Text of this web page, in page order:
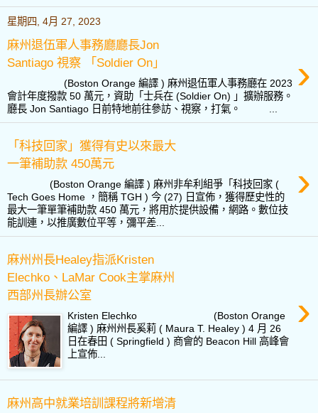
星期四, 4月 27, 2023
麻州退伍軍人事務廳廳長Jon
Santiago 視察 「Soldier On」
›
(Boston Orange 編譯 ) 麻州退伍軍人事務廳在 2023
會計年度撥款 50 萬元，資助「士兵在 (Soldier On) 」擴辦服務。
廳長 Jon Santiago 日前特地前往參訪、視察，打氣。 ...
「科技回家」獲得有史以來最大
一筆補助款 450萬元
›
(Boston Orange 編譯 ) 麻州非牟利組爭「科技回家 (
Tech Goes Home ，簡稱 TGH ) 今 (27) 日宣佈，獲得歷史性的
最大一筆單筆補助款 450 萬元，將用於提供設備，網路。數位技
能訓連，以推廣數位平等，彌平差...
麻州州長Healey指派Kristen
Elechko、LaMar Cook主掌麻州
西部州長辦公室
›
Kristen Elechko (Boston Orange
編譯 ) 麻州州長奚莉 ( Maura T. Healey ) 4 月 26
日在春田 ( Springfield ) 商會的 Beacon Hill 高峰會
上宣佈...
麻州高中就業培訓課程將新增清